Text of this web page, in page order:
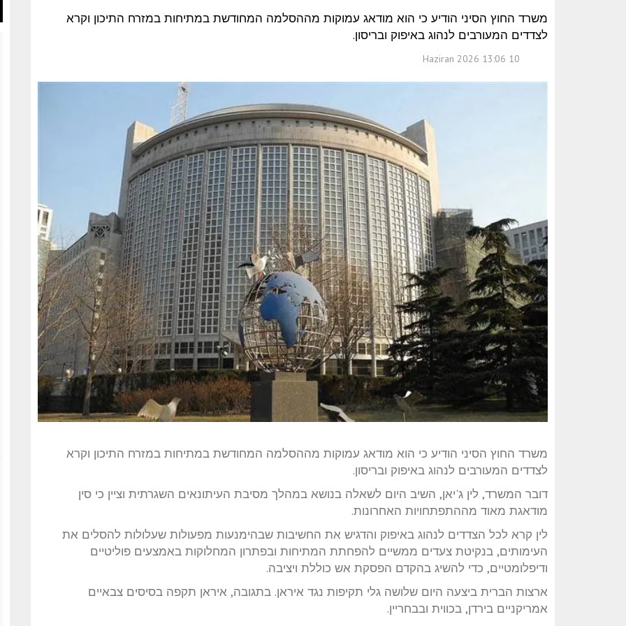
משרד החוץ הסיני הודיע כי הוא מודאג עמוקות מההסלמה המחודשת במתיחות במזרח התיכון וקרא
לצדדים המעורבים לנהוג באיפוק ובריסון.
10 Haziran 2026 13:06
משרד החוץ הסיני הודיע כי הוא מודאג עמוקות מההסלמה המחודשת במתיחות במזרח התיכון וקרא
לצדדים המעורבים לנהוג באיפוק ובריסון.
דובר המשרד, לין ג'יאן, השיב היום לשאלה בנושא במהלך מסיבת העיתונאים השגרתית וציין כי סין
מודאגת מאוד מההתפתחויות האחרונות.
לין קרא לכל הצדדים לנהוג באיפוק והדגיש את החשיבות שבהימנעות מפעולות שעלולות להסלים את
העימותים, בנקיטת צעדים ממשיים להפחתת המתיחות ובפתרון המחלוקות באמצעים פוליטיים
ודיפלומטיים, כדי להשיג בהקדם הפסקת אש כוללת ויציבה.
ארצות הברית ביצעה היום שלושה גלי תקיפות נגד איראן. בתגובה, איראן תקפה בסיסים צבאיים
אמריקניים בירדן, בכווית ובבחריין.